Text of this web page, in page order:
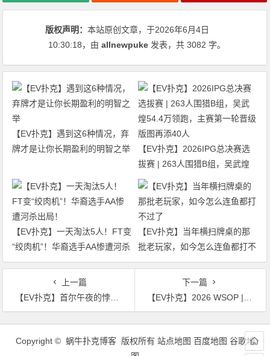
版权声明：本站原创文章，于2026年6月4日
10:30:18，由allnewpuke 发表，共 3082 字。
【EV扑克】遇到这6种情况，弃
牌才是让你长期盈利的明智之举
【EV扑克】2026IPG总决赛选
拔赛 | 263人围猎B组，吴武煌
54.4万领跑，主赛第一轮晋级版
【EV扑克】一天淘汰5人！FT变
“绞肉机”！华裔选手AA惨遭河杀
出局！
【EV扑克】当年横扫牌桌的那
批老玩家，如今怎么连鱼都打不
过了
上一篇
【EV扑克】首尔午夜的悖论：全民禁令之下，为何遍地扑克高手？
下一篇
【EV扑克】2026 WSOP | 截至目前，中国军团2026WSOP进圈率高达90%！！！
文
Copyright © 蜗牛扑克博客 版权所有 站点地图 百度地图 谷歌地